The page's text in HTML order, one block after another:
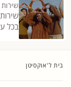
בכל
בית ל'אוקסיטן